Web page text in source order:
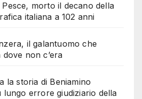
morto il decano della
italiana a 102 anni
il galantuomo che
non c’era
la storia di Beniamino
lungo errore giudiziario della